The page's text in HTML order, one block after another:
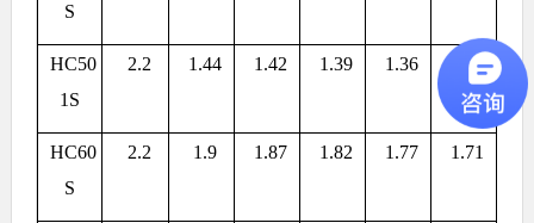
S
HC50
1S
2.2 1.44 1.42 1.39 1.36 1.32
HC60
S
2.2 1.9 1.87 1.82 1.77 1.71